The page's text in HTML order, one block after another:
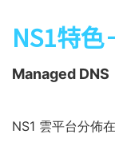
NS1特色
Managed DNS
NS1 雲平台分佈